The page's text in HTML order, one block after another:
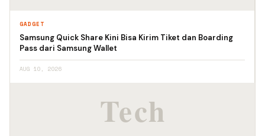
GADGET
Samsung Quick Share Kini Bisa Kirim Tiket dan Boarding
Pass dari Samsung Wallet
AUG 10, 2026